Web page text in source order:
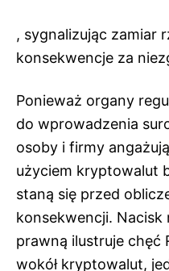
, sygnalizując zamiar
konsekwencje za
Ponieważ organy
do wprowadzenia
osoby i firmy
użyciem kryptowalut
staną się przed
konsekwencji.
prawną ilustruje chęć
wokół kryptowalut,